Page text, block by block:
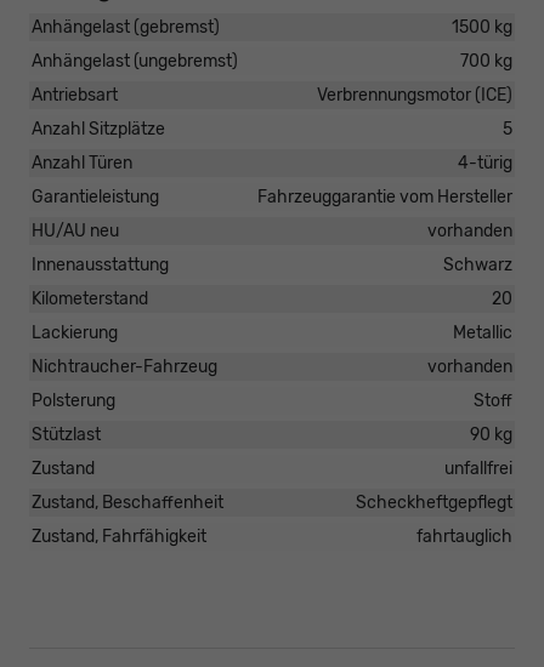
Anhängelast (gebremst)
1500 kg
Anhängelast (ungebremst)
700 kg
Antriebsart
Verbrennungsmotor (ICE)
Anzahl Sitzplätze
5
Anzahl Türen
4-türig
Garantieleistung
Fahrzeuggarantie vom Hersteller
HU/AU neu
vorhanden
Innenausstattung
Schwarz
Kilometerstand
20
Lackierung
Metallic
Nichtraucher-Fahrzeug
vorhanden
Polsterung
Stoff
Stützlast
90 kg
Zustand
unfallfrei
Zustand, Beschaffenheit
Scheckheftgepflegt
Zustand, Fahrfähigkeit
fahrtauglich